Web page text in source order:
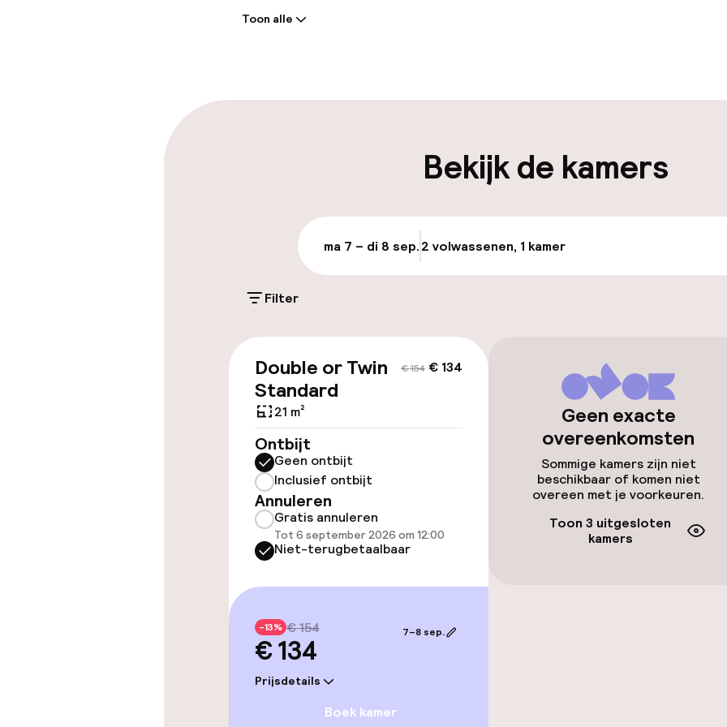
Parkeergelegenheid op eigen
Gratis parkeren
Openbaar parkeren
Transferservice
Toegankelijkheid
Overal rolstoeltoegankelijk
Lift
Zwemmen & wellness
Stoombad
Turks stoombad (hamam)
Fitnessruimte /
Entertainment
Toon alle
Bekijk de kamers
ma 7 – di 8 sep.2 volwassenen, 1 kamer
Filter
€ 154 € 134
Double or Twin
Standard
21 m²
Ontbijt
Geen ontbijt
Inclusief ontbijt
Annuleren
Gratis annuleren
Tot 6 september 2026 om 12:00
Niet-terugbetaalbaar
-13% € 154
€ 134
Prijsdetails
7–8 sep.
Boek kamer
Geen exacte
overeenkomsten
Sommige kamers zijn niet
beschikbaar of komen niet
overeen met je voorkeuren.
Toon 3 uitgesloten
kamers